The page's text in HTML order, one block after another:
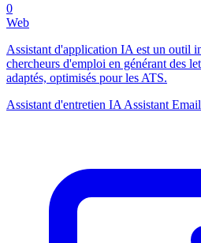
0
Web
Assistant d'application IA est un outil
chercheurs d'emploi en générant des
adaptés, optimisés pour les ATS.
Assistant d'entretien IA Assistant